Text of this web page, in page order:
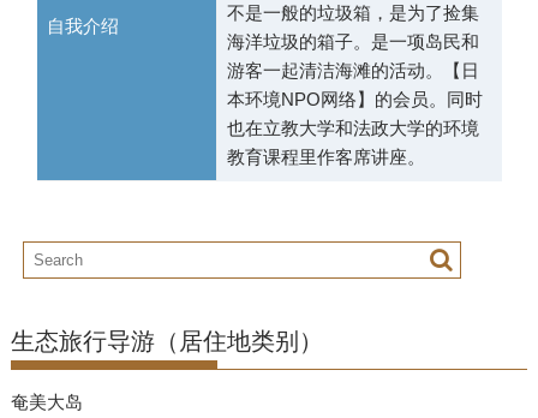
自我介绍
不是一般的垃圾箱，是为了捡集
海洋垃圾的箱子。是一项岛民和
游客一起清洁海滩的活动。【日
本环境NPO网络】的会员。同时
也在立教大学和法政大学的环境
教育课程里作客席讲座。
生态旅行导游（居住地类别）
奄美大岛